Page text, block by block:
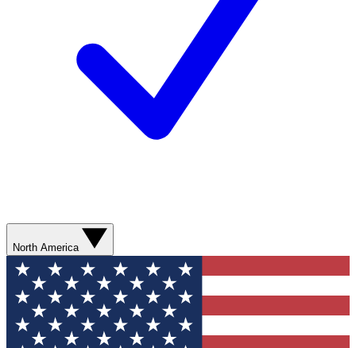
North America